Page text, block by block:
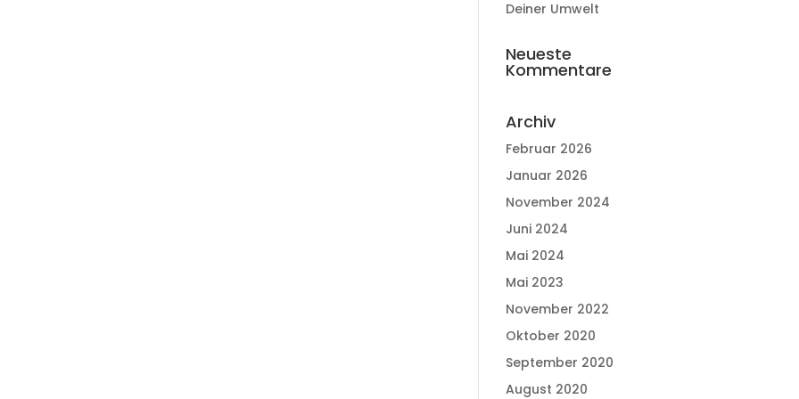
Deiner Umwelt
Neueste
Kommentare
Archiv
Februar 2026
Januar 2026
November 2024
Juni 2024
Mai 2024
Mai 2023
November 2022
Oktober 2020
September 2020
August 2020